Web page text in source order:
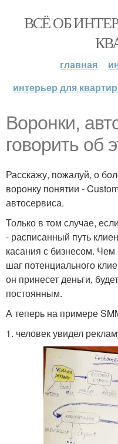
ВСЁ ОБ
главная
интерьер для
Воронки,
говорить об
Расскажу, пожалуй, о
воронку понятии -
автосервиса.
Только в том случае,
- расписанный путь
касания с бизнесом. Чем
шаг потенциального
он принесет деньги,
постоянным.
А теперь на примере
1. человек увидел